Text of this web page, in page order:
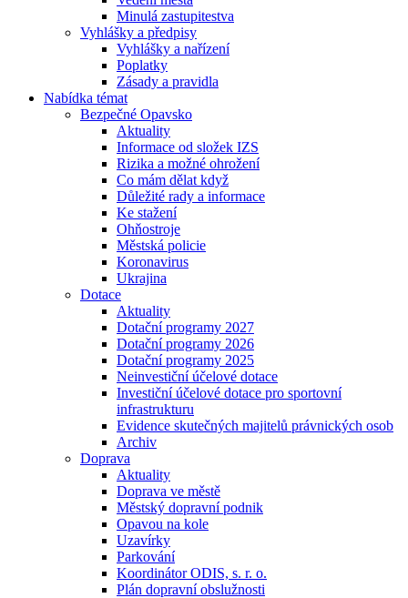
Minulá zastupitestva
Vyhlášky a předpisy
Vyhlášky a nařízení
Poplatky
Zásady a pravidla
Nabídka témat
Bezpečné Opavsko
Aktuality
Informace od složek IZS
Rizika a možné ohrožení
Co mám dělat když
Důležité rady a informace
Ke stažení
Ohňostroje
Městská policie
Koronavirus
Ukrajina
Dotace
Aktuality
Dotační programy 2027
Dotační programy 2026
Dotační programy 2025
Neinvestiční účelové dotace
Investiční účelové dotace pro sportovní
infrastrukturu
Evidence skutečných majitelů právnických osob
Archiv
Doprava
Aktuality
Doprava ve městě
Městský dopravní podnik
Opavou na kole
Uzavírky
Parkování
Koordinátor ODIS, s. r. o.
Plán dopravní obslužnosti